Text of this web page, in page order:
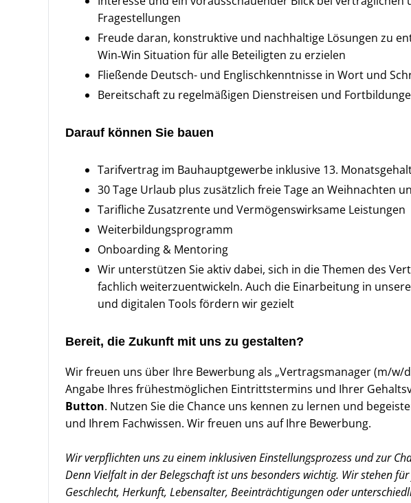
Fragestellungen
Freude daran, konstruktive und nachhaltige Lösungen zu
Win‑Win Situation für alle Beteiligten zu erzielen
Fließende Deutsch- und Englischkenntnisse in Wort und
Bereitschaft zu regelmäßigen Dienstreisen und
Darauf können Sie bauen
Tarifvertrag im Bauhauptgewerbe inklusive 13.
30 Tage Urlaub plus zusätzlich freie Tage an Weihnachten
Tarifliche Zusatzrente und Vermögenswirksame Leistungen
Weiterbildungsprogramm
Onboarding & Mentoring
Wir unterstützen Sie aktiv dabei, sich in die Themen des
fachlich weiterzuentwickeln. Auch die Einarbeitung in
und digitalen Tools fördern wir gezielt
Bereit, die Zukunft mit uns zu gestalten?
Wir freuen uns über Ihre Bewerbung als „Vertragsmanager (m/
Angabe Ihres frühestmöglichen Eintrittstermins und Ihrer
Button. Nutzen Sie die Chance uns kennen zu lernen und
und Ihrem Fachwissen. Wir freuen uns auf Ihre Bewerbung.
Wir verpflichten uns zu einem inklusiven Einstellungsprozess und zur
Denn Vielfalt in der Belegschaft ist uns besonders wichtig. Wir stehen
Geschlecht, Herkunft, Lebensalter, Beeinträchtigungen oder